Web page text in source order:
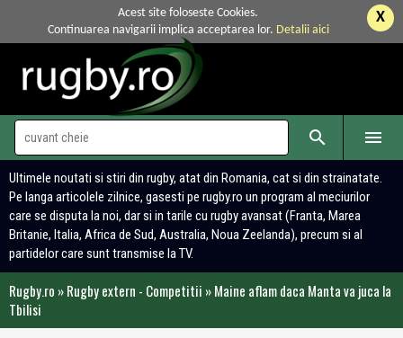
X
Acest site foloseste Cookies.
Continuarea navigarii implica acceptarea lor. Detalii aici
 
Ultimele noutati si stiri din rugby, atat din Romania, cat si din strainatate.
Pe langa articolele zilnice, gasesti pe rugby.ro un program al meciurilor
care se disputa la noi, dar si in tarile cu rugby avansat (Franta, Marea
Britanie, Italia, Africa de Sud, Australia, Noua Zeelanda), precum si al
partidelor care sunt transmise la TV.
Rugby.ro »Rugby extern - Competitii »Maine aflam daca Manta va juca la
Tbilisi